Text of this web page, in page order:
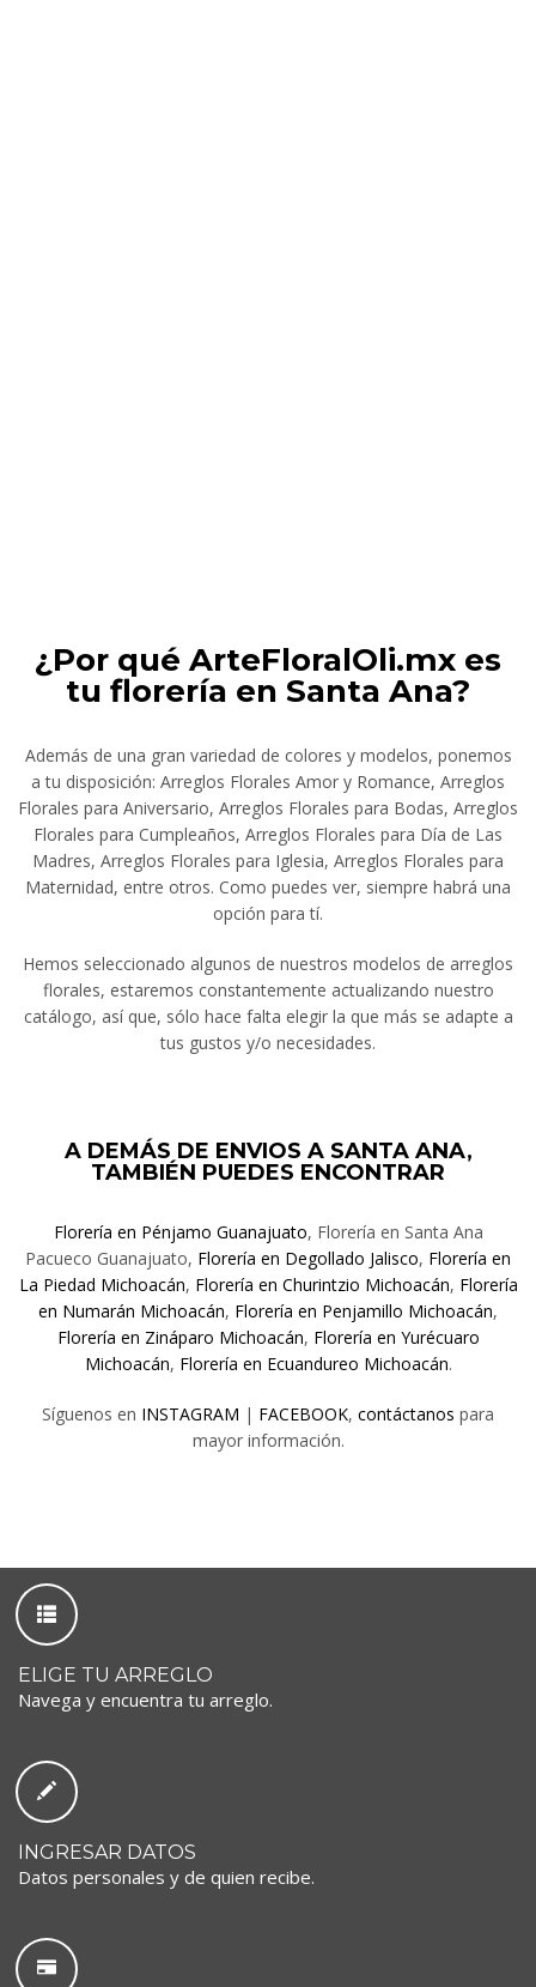
¿Por qué ArteFloralOli.mx es
tu florería en Santa Ana?
Además de una gran variedad de colores y modelos, ponemos
a tu disposición: Arreglos Florales Amor y Romance, Arreglos
Florales para Aniversario, Arreglos Florales para Bodas, Arreglos
Florales para Cumpleaños, Arreglos Florales para Día de Las
Madres, Arreglos Florales para Iglesia, Arreglos Florales para
Maternidad, entre otros. Como puedes ver, siempre habrá una
opción para tí.
Hemos seleccionado algunos de nuestros modelos de arreglos
florales, estaremos constantemente actualizando nuestro
catálogo, así que, sólo hace falta elegir la que más se adapte a
tus gustos y/o necesidades.
A DEMÁS DE ENVIOS A SANTA ANA,
TAMBIÉN PUEDES ENCONTRAR
Florería en Pénjamo Guanajuato, Florería en Santa Ana
Pacueco Guanajuato, Florería en Degollado Jalisco, Florería en
La Piedad Michoacán, Florería en Churintzio Michoacán, Florería
en Numarán Michoacán, Florería en Penjamillo Michoacán,
Florería en Zináparo Michoacán, Florería en Yurécuaro
Michoacán, Florería en Ecuandureo Michoacán.
Síguenos en INSTAGRAM | FACEBOOK, contáctanos para
mayor información.
ELIGE TU ARREGLO
Navega y encuentra tu arreglo.
INGRESAR DATOS
Datos personales y de quien recibe.